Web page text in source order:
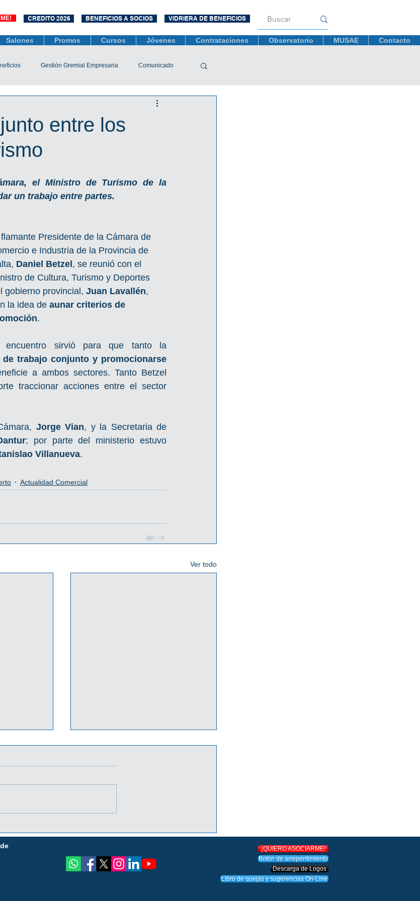
CREDITO 2026 BENEFICIOS A SOCIOS VIDRIERA DE BENEFICIOS
Salones Promos Cursos Jóvenes Contrataciones Observatorio MUSAE Contacto
Gestión Gremial Empresaria Comunicado
Mediación
entre los
el Ministro de Turismo de la
un trabajo entre partes.
Presidente de la Cámara de
e Industria de la Provincia de
Daniel Betzel , se reunió con el
de Cultura, Turismo y Deportes
gobierno provincial, Juan Lavallén,
la idea de aunar criterios de
.
encuentro sirvió para que tanto la
de trabajo conjunto y promocionarse
a ambos sectores. Tanto Betzel
traccionar acciones entre el sector
Jorge Vian, y la Secretaria de
; por parte del ministerio estuvo
Villanueva.
Actualidad Comercial
Ver todo
JUNTO A BANCO MACRO
¡QUIERO ASOCIARME!
Botón de arrepentimiento
Descarga de Logos
Libro de quejas y sugerencias On-Line